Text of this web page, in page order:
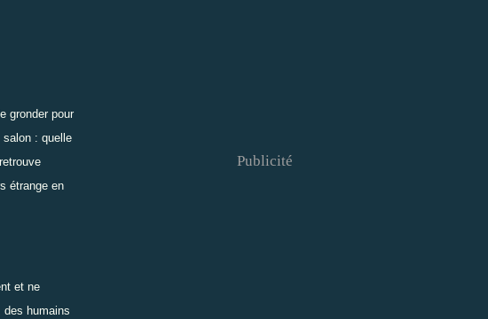
gronder pour
: quelle
étrange en
et ne
humains
Publicité